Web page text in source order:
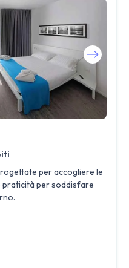
per accogliere le
per soddisfare